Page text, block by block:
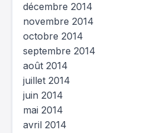
décembre 2014
novembre 2014
octobre 2014
septembre 2014
août 2014
juillet 2014
juin 2014
mai 2014
avril 2014